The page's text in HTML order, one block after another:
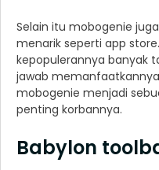
Selain itu mobogenie
menarik seperti app
kepopulerannya banyak
jawab
mobogenie menjadi
penting korbannya.
Babylon